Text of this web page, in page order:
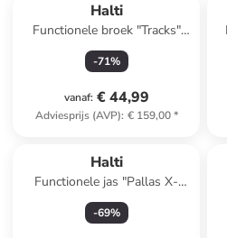
Halti
Functionele broek "Tracks"
blauw
-71%
vanaf: € 44,99
Adviesprijs (AVP): € 159,00*
Halti
Functionele jas "Pallas X-
Stretch Lite" geel
-69%